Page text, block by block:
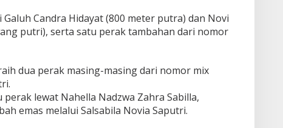
Candra Hidayat (800 meter putra) dan Novi
putri), serta satu perak tambahan dari nomor
dua perak masing-masing dari nomor mix
lewat Nahella Nadzwa Zahra Sabilla,
emas melalui Salsabila Novia Saputri.